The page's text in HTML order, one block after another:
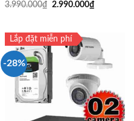
3.990.000₫ 2.990.000₫
-28%
Lắp đặt miễn phí